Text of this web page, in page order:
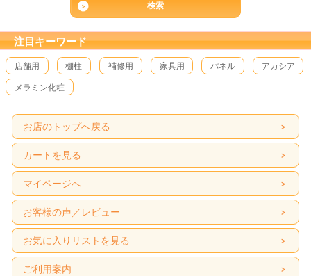
注目キーワード
店舗用 棚柱 補修用 家具用 パネル アカシア
メラミン化粧
お店のトップへ戻る
カートを見る
マイページへ
お客様の声／レビュー
お気に入りリストを見る
ご利用案内